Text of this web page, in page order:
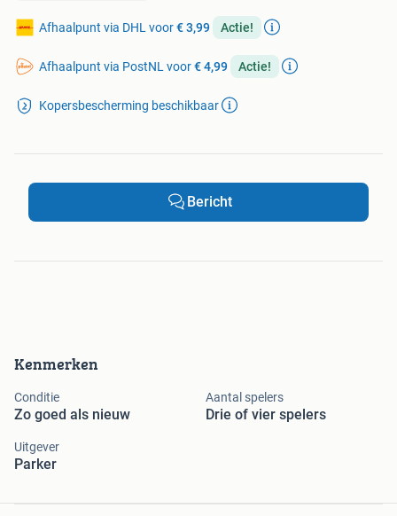
Kenmerken
Conditie
Zo goed als nieuw
Aantal spelers
Drie of vier spelers
Uitgever
Parker
Afhaalpunt via DHL voor€ 3,99 Actie!
Afhaalpunt via PostNL voor€ 4,99 Actie!
Kopersbescherming beschikbaar
Bericht